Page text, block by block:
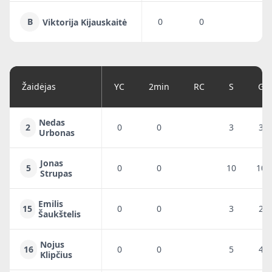
B Viktorija Kijauskaitė 0 0
Žaidėjas YC 2min RC S G
2
Nedas
Urbonas
0 0 3 3
5
Jonas
Strupas
0 0 10 10
15 Emilis
Šaukštelis
0 0 3 2
16
Nojus
Klipčius
0 0 5 4